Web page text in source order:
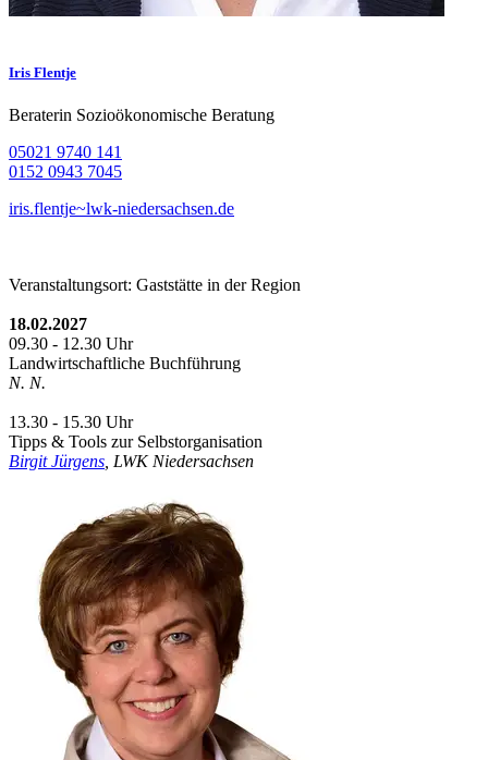
Iris Flentje
Beraterin Sozioökonomische Beratung
05021 9740 141
0152 0943 7045
iris.flentje~lwk-niedersachsen.de
Veranstaltungsort: Gaststätte in der Region
18.02.2027
09.30 - 12.30 Uhr
Landwirtschaftliche Buchführung
N. N.
13.30 - 15.30 Uhr
Tipps & Tools zur Selbstorganisation
Birgit Jürgens, LWK Niedersachsen